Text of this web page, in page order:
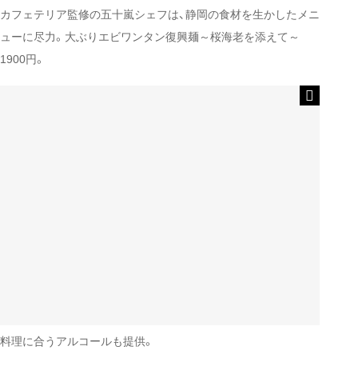
カフェテリア監修の五十嵐シェフは、静岡の食材を生かしたメニ
ューに尽力。大ぶりエビワンタン復興麺～桜海老を添えて～
1900円。
料理に合うアルコールも提供。